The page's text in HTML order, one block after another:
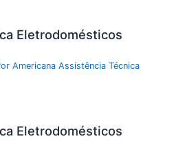
Eletrodomésticos
Americana Assistência Técnica
Eletrodomésticos